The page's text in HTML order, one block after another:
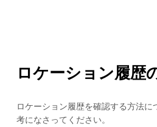
ロケーション履歴
ロケーション履歴を確認する方法に
考になさってください。